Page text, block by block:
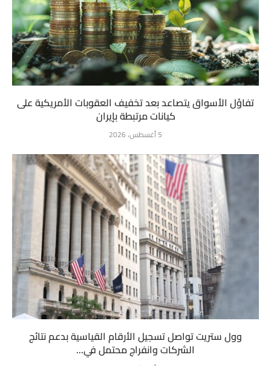
تفاؤل الأسواق يتصاعد بعد تخفيف العقوبات الأمريكية على
كيانات مرتبطة بإيران
5 أغسطس، 2026
وول ستريت تواصل تسجيل الأرقام القياسية بدعم نتائج
الشركات وانفراج محتمل في...